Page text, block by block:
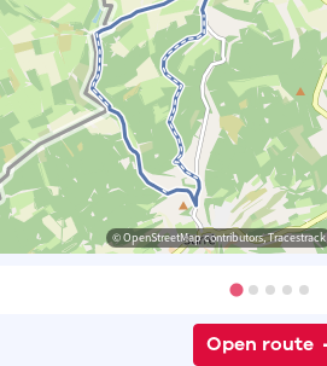
© OpenStreetMap contributors, Tracestrack
Open route